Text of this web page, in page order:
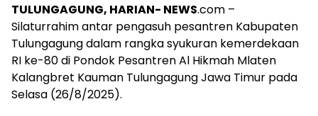
TULUNGAGUNG, HARIAN- NEWS.com –
Silaturrahim antar pengasuh pesantren Kabupaten
Tulungagung dalam rangka syukuran kemerdekaan
RI ke-80 di Pondok Pesantren Al Hikmah Mlaten
Kalangbret Kauman Tulungagung Jawa Timur pada
Selasa (26/8/2025).